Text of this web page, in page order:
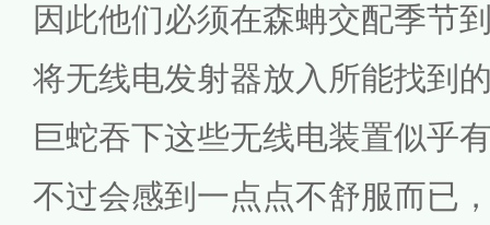
因此他们必须在森蚺交配季节
将无线电发射器放入所能找到
巨蛇吞下这些无线电装置似乎
不过会感到一点点不舒服而已